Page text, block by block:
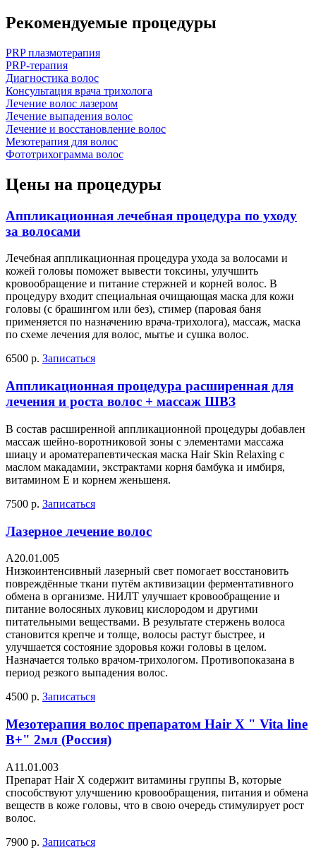
Рекомендуемые процедуры
PRP плазмотерапия
PRP-терапия
Диагностика волос
Консультация врача трихолога
Лечение волос лазером
Лечение выпадения волос
Лечение и восстановление волос
Мезотерапия для волос
Фототрихограмма волос
Цены на процедуры
Аппликационная лечебная процедура по уходу
за волосами
Лечебная аппликационная процедура ухода за волосами и
кожей головы поможет вывести токсины, улучшить
кровообращение и питание стержней и корней волос. В
процедуру входит специальная очищающая маска для кожи
головы (с брашингом или без), стимер (паровая баня
применяется по назначению врача-трихолога), массаж, маска
по схеме лечения для волос, мытье и сушка волос.
6500 р. Записаться
Аппликационная процедура расширенная для
лечения и роста волос + массаж ШВЗ
В состав расширенной аппликационной процедуры добавлен
массаж шейно-воротниковой зоны с элементами массажа
шиацу и ароматерапевтическая маска Hair Skin Relaxing с
маслом макадамии, экстрактами корня бамбука и имбиря,
витамином Е и корнем женьшеня.
7500 р. Записаться
Лазерное лечение волос
А20.01.005
Низкоинтенсивный лазерный свет помогает восстановить
повреждённые ткани путём активизации ферментативного
обмена в организме. НИЛТ улучшает кровообращение и
питание волосяных луковиц кислородом и другими
питательными веществами. В результате стержень волоса
становится крепче и толще, волосы растут быстрее, и
улучшается состояние здоровья кожи головы в целом.
Назначается только врачом-трихологом. Противопоказана в
период резкого выпадения волос.
4500 р. Записаться
Мезотерапия волос препаратом Hair X " Vita line
B+" 2мл (Россия)
А11.01.003
Препарат Hair X содержит витамины группы В, которые
способствуют улучшению кровообращения, питания и обмена
веществ в коже головы, что в свою очередь стимулирует рост
волос.
7900 р. Записаться